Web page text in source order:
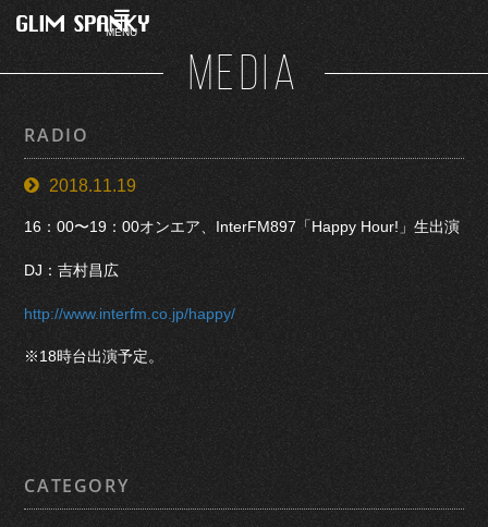
MENU
MEDIA
RADIO
2018.11.19
16：00〜19：00オンエア、InterFM897「Happy Hour!」生出演
DJ：吉村昌広
http://www.interfm.co.jp/happy/
※18時台出演予定。
CATEGORY